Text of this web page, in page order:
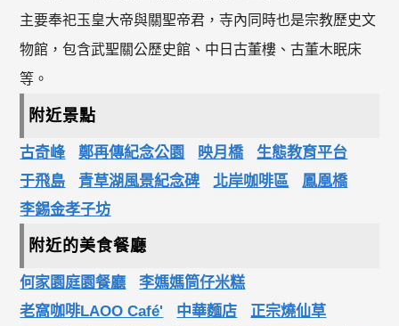
主要奉祀玉皇大帝與關聖帝君，寺內同時也是宗教歷史文
物館，包含武聖關公歷史館、中日古董樓、古董木眠床
等。
附近景點
古奇峰 鄭再傳紀念公園 映月橋
生態教育平台
于飛島
青草湖風景紀念碑 北岸咖啡區
鳳凰橋
李錫金孝子坊
附近的美食餐廳
何家園庭園餐廳
李媽媽筒仔米糕
老窩咖啡LAOO Café'
中華麵店
正宗燒仙草